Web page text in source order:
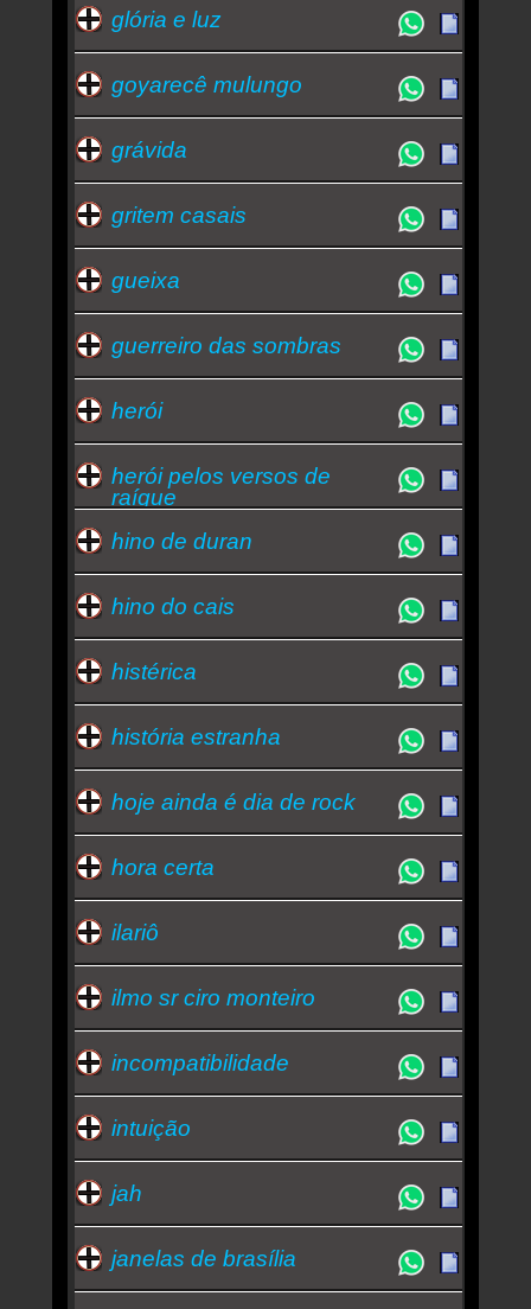
glória e luz
goyarecê mulungo
grávida
gritem casais
gueixa
guerreiro das sombras
herói
herói pelos versos de
raíque
hino de duran
hino do cais
histérica
história estranha
hoje ainda é dia de rock
hora certa
ilariô
ilmo sr ciro monteiro
incompatibilidade
intuição
jah
janelas de brasília